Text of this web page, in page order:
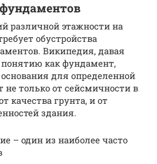
различной этажности на
обустройства
Википедия, давая
как фундамент,
для определенной
не только от сейсмичности в
качества грунта, и от
здания.
– один из наиболее часто